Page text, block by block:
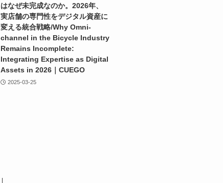
はなぜ未完成なのか。2026年、
実店舗の専門性をデジタル資産に
変える統合戦略/Why Omni-
channel in the Bicycle Industry
Remains Incomplete:
Integrating Expertise as Digital
Assets in 2026｜CUEGO
2025-03-25